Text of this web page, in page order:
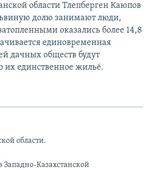
области Тлепберген Каюпов
долю занимают люди,
оказались более 14,8
единовременная
дачных обществ будут
их единственное жильё.
области.
Западно-Казахстанской